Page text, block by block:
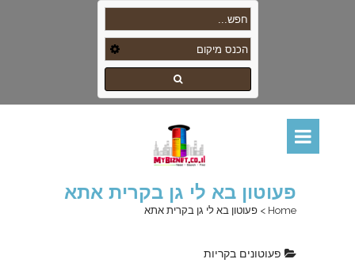
פעוטון בא לי גן בקרית אתא
Home
> פעוטון בא לי גן בקרית אתא
פעוטונים בקריות